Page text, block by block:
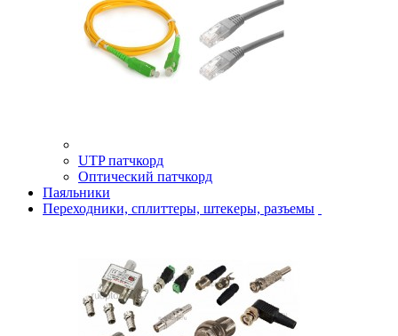
UTP патчкорд
Оптический патчкорд
Паяльники
Переходники, сплиттеры, штекеры, разъемы